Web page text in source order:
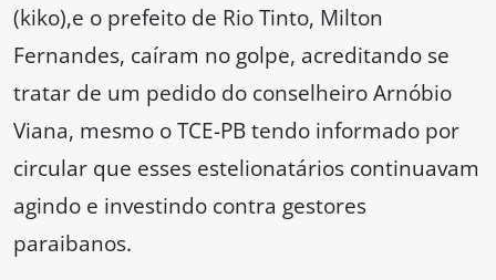
(kiko),e o prefeito de Rio Tinto, Milton
Fernandes, caíram no golpe, acreditando se
tratar de um pedido do conselheiro Arnóbio
Viana, mesmo o TCE-PB tendo informado por
circular que esses estelionatários continuavam
agindo e investindo contra gestores
paraibanos.